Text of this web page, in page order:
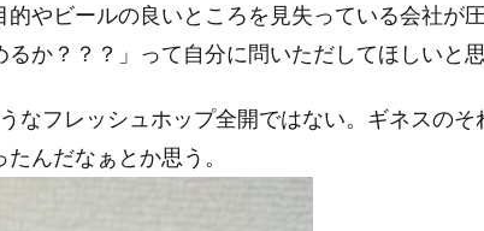
やビールの良いところを見失っている会社が
か？？？」って自分に問いただしてほしいと思
なフレッシュホップ全開ではない。ギネスの
んだなぁとか思う。